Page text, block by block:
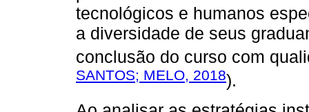
tecnológicos e humanos
a diversidade de seus
conclusão do curso com
SANTOS; MELO, 2018).